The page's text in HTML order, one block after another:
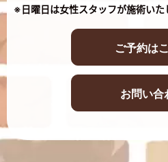
※日曜日は女性スタッフが施術いた
ご予約は
お問い合